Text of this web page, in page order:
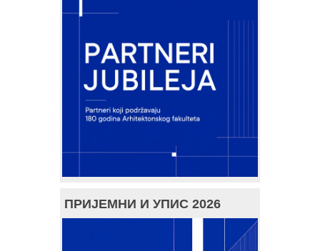
ПРИЈЕМНИ И УПИС 2026